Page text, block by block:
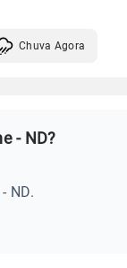
Chuva Agora
Kasane - ND?
ND.